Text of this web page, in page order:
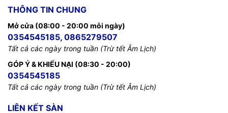
THÔNG TIN CHUNG
Mở cửa (08:00 - 20:00 mỗi ngày)
0354545185, 0865279507
Tất cả các ngày trong tuần (Trừ tết Âm Lịch)
GÓP Ý & KHIẾU NẠI (08:30 - 20:00)
0354545185
Tất cả các ngày trong tuần (Trừ tết Âm Lịch)
LIÊN KẾT SÀN